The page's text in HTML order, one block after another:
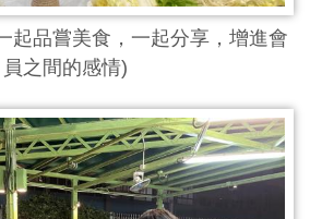
起品嘗美食，一起分享，增進會
員之間的感情)